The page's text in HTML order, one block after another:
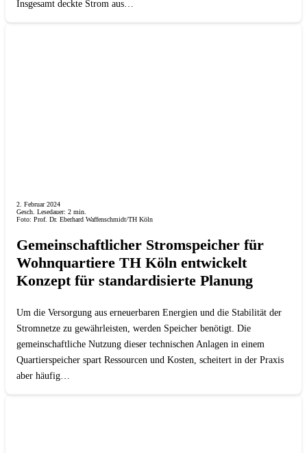
Insgesamt deckte Strom aus…
2. Februar 2024
Gesch. Lesedauer: 2 min.
Foto: Prof. Dr. Eberhard Waffenschmidt/TH Köln
Gemeinschaftlicher Stromspeicher für
Wohnquartiere TH Köln entwickelt
Konzept für standardisierte Planung
Um die Versorgung aus erneuerbaren Energien und die Stabilität der
Stromnetze zu gewährleisten, werden Speicher benötigt. Die
gemeinschaftliche Nutzung dieser technischen Anlagen in einem
Quartierspeicher spart Ressourcen und Kosten, scheitert in der Praxis
aber häufig…